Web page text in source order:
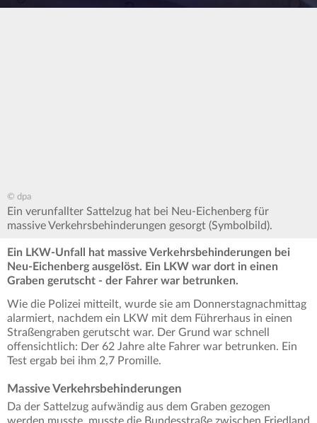
© dpa
Ein verunfallter Sattelzug hat bei Neu-Eichenberg für
massive Verkehrsbehinderungen gesorgt (Symbolbild).
Ein LKW-Unfall hat massive Verkehrsbehinderungen bei
Neu-Eichenberg ausgelöst. Ein LKW war dort in einen
Graben gerutscht - der Fahrer war betrunken.
Wie die Polizei mitteilt, wurde sie am Donnerstagnachmittag
alarmiert, nachdem ein LKW mit dem Führerhaus in einen
Straßengraben gerutscht war. Der Grund war schnell
offensichtlich: Der 62 Jahre alte Fahrer war betrunken. Ein
Test ergab bei ihm 2,7 Promille.
Massive Verkehrsbehinderungen
Da der Sattelzug aufwändig aus dem Graben gezogen